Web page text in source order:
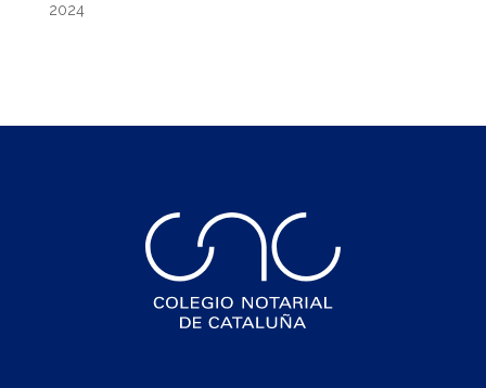
2024